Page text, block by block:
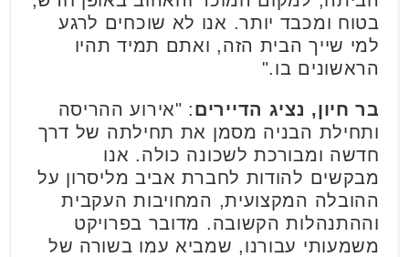
בטוח ומכבד יותר. אנו לא שוכחים לרגע
למי שייך הבית הזה, ואתם תמיד תהיו
הראשונים בו."
בר חיון, נציג הדיירים: "אירוע ההריסה
ותחילת הבניה מסמן את תחילתה של דרך
חדשה ומבורכת לשכונה כולה. אנו
מבקשים להודות לחברת אביב מליסרון על
ההובלה המקצועית, המחויבות העקבית
וההתנהלות הקשובה. מדובר בפרויקט
משמעותי עבורנו, שמביא עמו בשורה של